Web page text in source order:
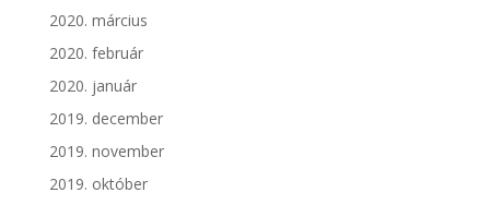
2020. március
2020. február
2020. január
2019. december
2019. november
2019. október